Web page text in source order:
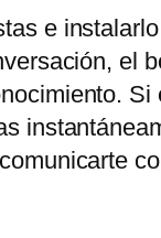
e
el